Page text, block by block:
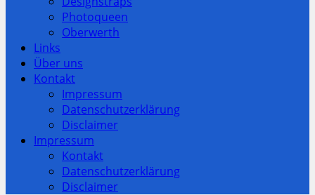
Photoqueen
Oberwerth
Links
Über uns
Kontakt
Impressum
Datenschutzerklärung
Disclaimer
Impressum
Kontakt
Datenschutzerklärung
Disclaimer